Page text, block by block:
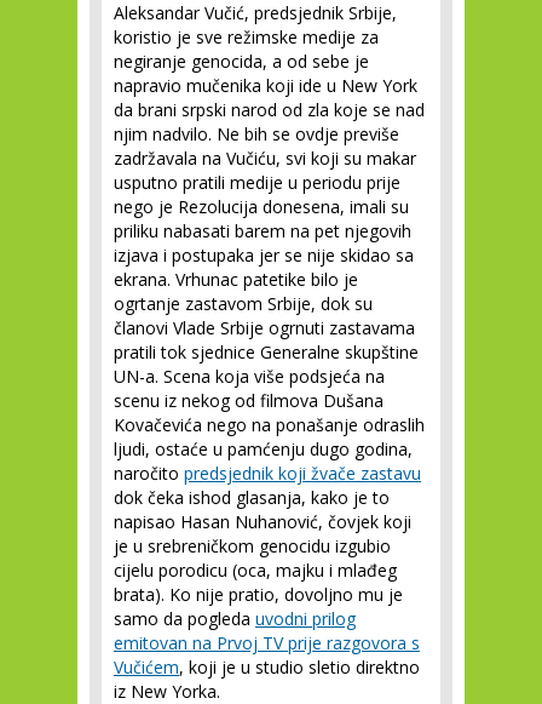
Aleksandar Vučić, predsjednik Srbije,
koristio je sve režimske medije za
negiranje genocida, a od sebe je
napravio mučenika koji ide u New York
da brani srpski narod od zla koje se nad
njim nadvilo. Ne bih se ovdje previše
zadržavala na Vučiću, svi koji su makar
usputno pratili medije u periodu prije
nego je Rezolucija donesena, imali su
priliku nabasati barem na pet njegovih
izjava i postupaka jer se nije skidao sa
ekrana. Vrhunac patetike bilo je
ogrtanje zastavom Srbije, dok su
članovi Vlade Srbije ogrnuti zastavama
pratili tok sjednice Generalne skupštine
UN-a. Scena koja više podsjeća na
scenu iz nekog od filmova Dušana
Kovačevića nego na ponašanje odraslih
ljudi, ostaće u pamćenju dugo godina,
naročito predsjednik koji žvače zastavu
dok čeka ishod glasanja, kako je to
napisao Hasan Nuhanović, čovjek koji
je u srebreničkom genocidu izgubio
cijelu porodicu (oca, majku i mlađeg
brata). Ko nije pratio, dovoljno mu je
samo da pogleda uvodni prilog
emitovan na Prvoj TV prije razgovora s
Vučićem, koji je u studio sletio direktno
iz New Yorka.